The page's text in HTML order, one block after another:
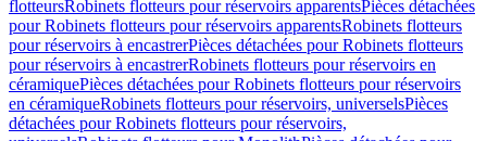
flotteursRobinets flotteurs pour réservoirs apparentsPièces détachées
pour Robinets flotteurs pour réservoirs apparentsRobinets flotteurs
pour réservoirs à encastrerPièces détachées pour Robinets flotteurs
pour réservoirs à encastrerRobinets flotteurs pour réservoirs en
céramiquePièces détachées pour Robinets flotteurs pour réservoirs
en céramiqueRobinets flotteurs pour réservoirs, universelsPièces
détachées pour Robinets flotteurs pour réservoirs,